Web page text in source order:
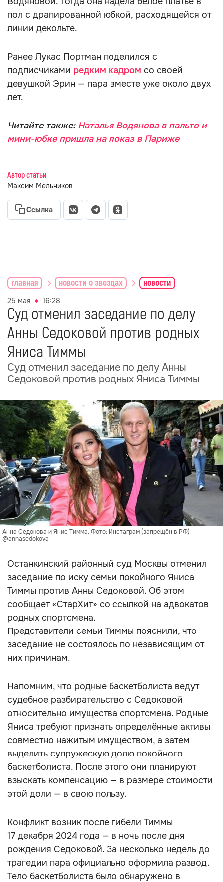
пол с драпированной юбкой, расходящейся от
линии декольте.
Ранее Лукас Портман поделился с
подписчиками редким кадром со своей
девушкой Эрин — пара вместе уже около двух
лет.
Читайте также: Наталья Водянова в пальто и
мини-юбке пришла на показ в Париже
Автор статьи
Максим Мельников
Ссылка
главная новости о звездах новости
25 мая 16:28
Суд отменил заседание по делу
Анны Седоковой против родных
Яниса Тиммы
Суд отменил заседание по делу Анны
Седоковой против родных Яниса Тиммы
Анна Седокова и Янис Тимма. Фото: Инстаграм (запрещён в РФ)
@annasedokova
Останкинский районный суд Москвы отменил
заседание по иску семьи покойного Яниса
Тиммы против Анны Седоковой. Об этом
сообщает «СтарХит» со ссылкой на адвокатов
родных спортсмена.
Представители семьи Тиммы пояснили, что
заседание не состоялось по независящим от
них причинам.
Напомним, что родные баскетболиста ведут
судебное разбирательство с Седоковой
относительно имущества спортсмена. Родные
Яниса требуют признать определённые активы
совместно нажитым имуществом, а затем
выделить супружескую долю покойного
баскетболиста. После этого они планируют
взыскать компенсацию — в размере стоимости
этой доли — в свою пользу.
Конфликт возник после гибели Тиммы
17 декабря 2024 года — в ночь после дня
рождения Седоковой. За несколько недель до
трагедии пара официально оформила развод.
Тело баскетболиста было обнаружено в